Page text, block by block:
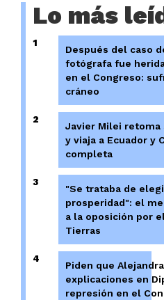
Lo más
1
Después del caso
fotógrafa fue
en el Congreso:
cráneo
2
Javier Milei retoma
y viaja a Ecuador y
completa
3
"Se trataba de
prosperidad": el
a la oposición por
Tierras
4
Piden que
explicaciones en
represión en el